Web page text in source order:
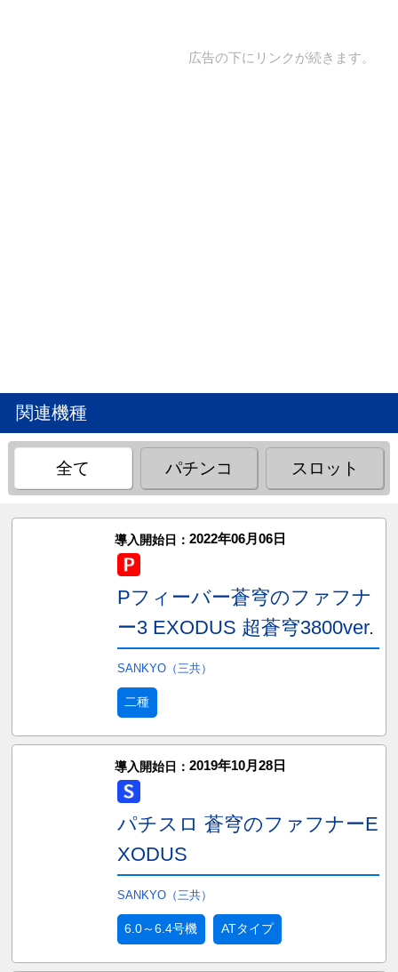
広告の下にリンクが続きます。
関連機種
全て パチンコ スロット
導入開始日： 2022年06月06日
Pフィーバー蒼穹のファフナ
ー3 EXODUS 超蒼穹3800ver.
SANKYO（三共）
二種
導入開始日： 2019年10月28日
パチスロ 蒼穹のファフナーE
XODUS
SANKYO（三共）
6.0～6.4号機 ATタイプ